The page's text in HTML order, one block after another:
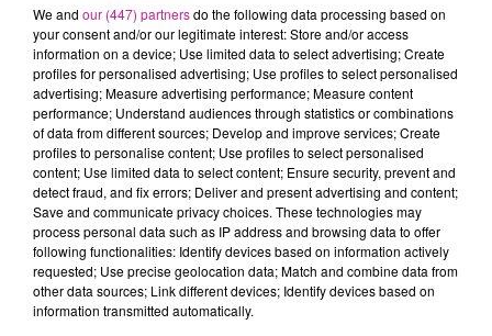
transfrontaliers.
Sofitex propose aux candidats un suivi de carrière
personnalisé selon l'évolution de leurs aspirations
individuelles.
Sofitex fonde sa dynamique et son succès sur le
professionnalisme de ses équipes, sa forte réactivité et sa
proximité.
Description de l'offre
Sofitex Saint-Louis recherche pour l'un de ses clients un
animateur H/F.
Vous aurez pour missions au sein d'un périscolaire ou
We and our (447) partnersdo the following data processing based on
your consent and/or our legitimate interest: Store and/or access
information on a device; Use limited data to select advertising; Create
profiles for personalised advertising; Use profiles to select personalised
advertising; Measure advertising performance; Measure content
performance; Understand audiences through statistics or combinations
of data from different sources; Develop and improve services; Create
profiles to personalise content; Use profiles to select personalised
content; Use limited data to select content; Ensure security, prevent and
detect fraud, and fix errors; Deliver and present advertising and content;
Save and communicate privacy choices. These technologies may
process personal data such as IP address and browsing data to offer
following functionalities: Identify devices based on information actively
requested; Use precise geolocation data; Match and combine data from
other data sources; Link different devices; Identify devices based on
information transmitted automatically.